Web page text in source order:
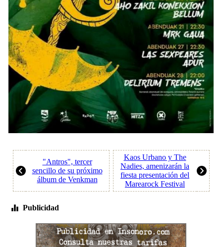
"Antros", tercer
sencillo de su próximo
álbum de Venkman
Kaos Urbano y The
Nadies, amenizarán la
fiesta presentación del
Marearock Festival
Publicidad